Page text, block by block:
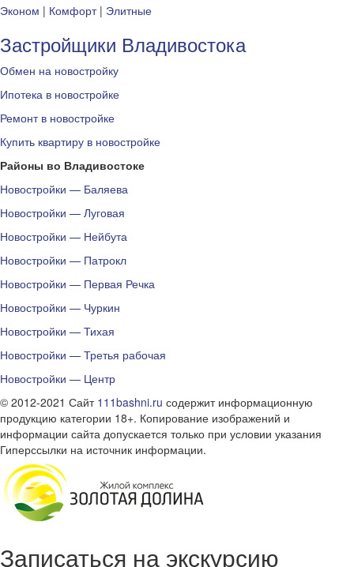
Эконом | Комфорт| Элитные
Застройщики Владивостока
Обмен на новостройку
Ипотека в новостройке
Ремонт в новостройке
Купить квартиру в новостройке
Районы во Владивостоке
Новостройки — Баляева
Новостройки — Луговая
Новостройки — Нейбута
Новостройки — Патрокл
Новостройки — Первая Речка
Новостройки — Чуркин
Новостройки — Тихая
Новостройки — Третья рабочая
Новостройки — Центр
© 2012-2021 Сайт 111bashni.ru содержит информационную
продукцию категории 18+. Копирование изображений и
информации сайта допускается только при условии указания
Гиперссылки на источник информации.
Записаться на экскурсию